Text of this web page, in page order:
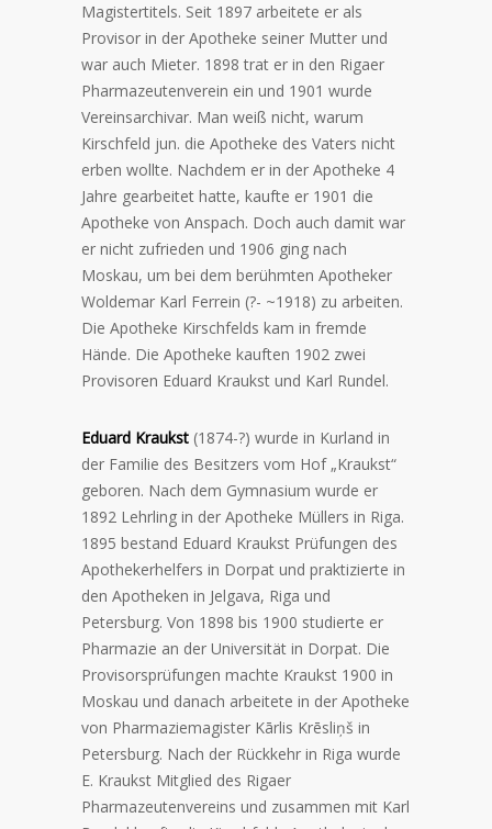
Magistertitels. Seit 1897 arbeitete er als
Provisor in der Apotheke seiner Mutter und
war auch Mieter. 1898 trat er in den Rigaer
Pharmazeutenverein ein und 1901 wurde
Vereinsarchivar. Man weiß nicht, warum
Kirschfeld jun. die Apotheke des Vaters nicht
erben wollte. Nachdem er in der Apotheke 4
Jahre gearbeitet hatte, kaufte er 1901 die
Apotheke von Anspach. Doch auch damit war
er nicht zufrieden und 1906 ging nach
Moskau, um bei dem berühmten Apotheker
Woldemar Karl Ferrein (?- ~1918) zu arbeiten.
Die Apotheke Kirschfelds kam in fremde
Hände. Die Apotheke kauften 1902 zwei
Provisoren Eduard Kraukst und Karl Rundel.
Eduard Kraukst (1874-?) wurde in Kurland in
der Familie des Besitzers vom Hof „Kraukst“
geboren. Nach dem Gymnasium wurde er
1892 Lehrling in der Apotheke Müllers in Riga.
1895 bestand Eduard Kraukst Prüfungen des
Apothekerhelfers in Dorpat und praktizierte in
den Apotheken in Jelgava, Riga und
Petersburg. Von 1898 bis 1900 studierte er
Pharmazie an der Universität in Dorpat. Die
Provisorsprüfungen machte Kraukst 1900 in
Moskau und danach arbeitete in der Apotheke
von Pharmaziemagister Kārlis Krēsliņš in
Petersburg. Nach der Rückkehr in Riga wurde
E. Kraukst Mitglied des Rigaer
Pharmazeutenvereins und zusammen mit Karl